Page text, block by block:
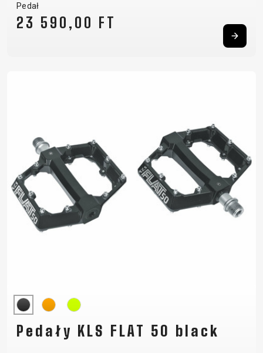
Pedał
23 590,00 FT
Pedały KLS FLAT 50 black